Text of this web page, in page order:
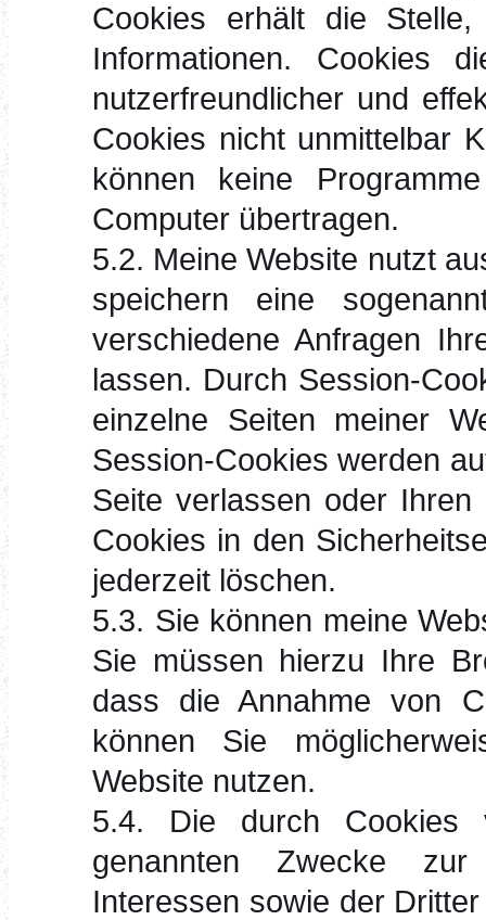
Cookies erhält die
Informationen. Cookies
nutzerfreundlicher und
Cookies nicht unmittelbar
können keine
Computer übertragen.
5.2. Meine Website nutzt
speichern eine
verschiedene Anfragen
lassen. Durch Session-
einzelne Seiten meiner
Session-Cookies werden
Seite verlassen oder
Cookies in den
jederzeit löschen.
5.3. Sie können meine
Sie müssen hierzu Ihre
dass die Annahme von
können Sie
Website nutzen.
5.4. Die durch Cookies
genannten Zwecke
Interessen sowie der